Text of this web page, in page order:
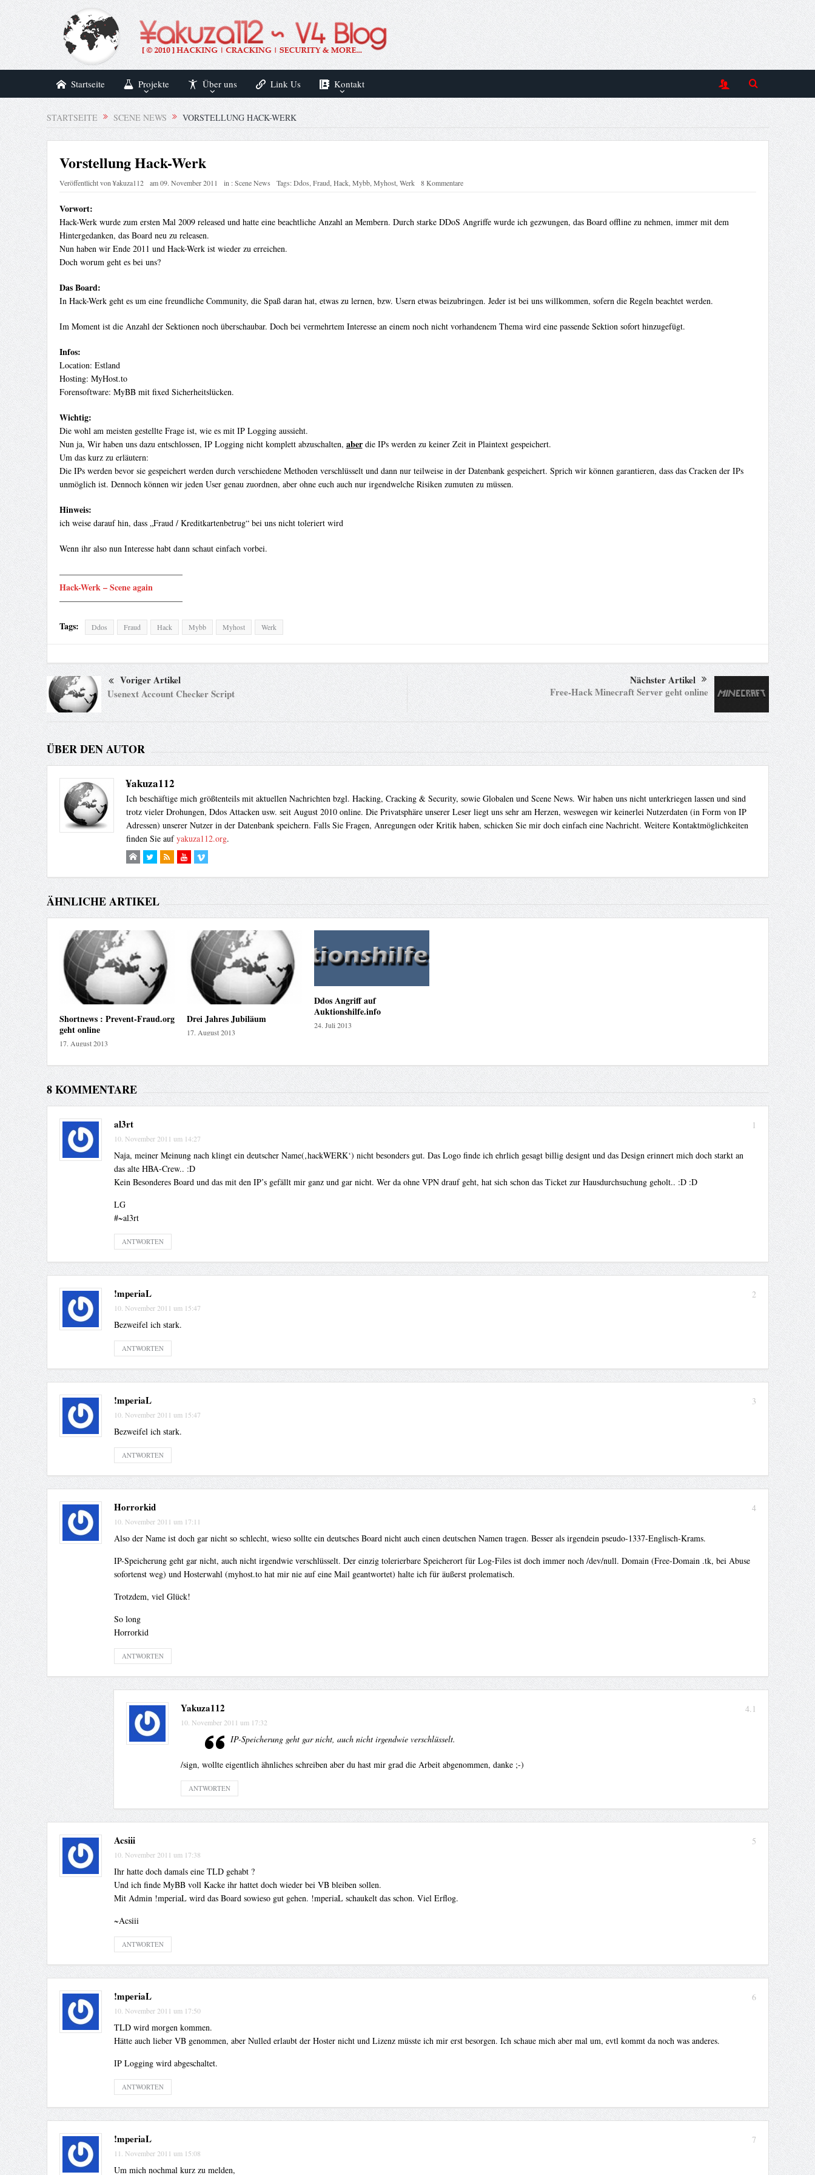
Startseite Projekte Über uns Link Us Kontakt
STARTSEITE SCENE NEWS VORSTELLUNG HACK-WERK
Vorstellung Hack-Werk
Veröffentlicht von¥akuza112 am09. November 2011 in :Scene News Tags:Ddos,Fraud,Hack,Mybb,Myhost,Werk 8 Kommentare
Vorwort:
Hack-Werk wurde zum ersten Mal 2009 released und hatte eine beachtliche Anzahl an Membern. Durch starke DDoS Angriffe wurde ich gezwungen, das Board offline zu nehmen, immer mit dem
Hintergedanken, das Board neu zu releasen.
Nun haben wir Ende 2011 und Hack-Werk ist wieder zu erreichen.
Doch worum geht es bei uns?
Das Board:
In Hack-Werk geht es um eine freundliche Community, die Spaß daran hat, etwas zu lernen, bzw. Usern etwas beizubringen. Jeder ist bei uns willkommen, sofern die Regeln beachtet werden.
Im Moment ist die Anzahl der Sektionen noch überschaubar. Doch bei vermehrtem Interesse an einem noch nicht vorhandenem Thema wird eine passende Sektion sofort hinzugefügt.
Infos:
Location: Estland
Hosting: MyHost.to
Forensoftware: MyBB mit fixed Sicherheitslücken.
Wichtig:
Die wohl am meisten gestellte Frage ist, wie es mit IP Logging aussieht.
Nun ja, Wir haben uns dazu entschlossen, IP Logging nicht komplett abzuschalten, aberdie IPs werden zu keiner Zeit in Plaintext gespeichert.
Um das kurz zu erläutern:
Die IPs werden bevor sie gespeichert werden durch verschiedene Methoden verschlüsselt und dann nur teilweise in der Datenbank gespeichert. Sprich wir können garantieren, dass das Cracken der IPs
unmöglich ist. Dennoch können wir jeden User genau zuordnen, aber ohne euch auch nur irgendwelche Risiken zumuten zu müssen.
Hinweis:
ich weise darauf hin, dass „Fraud / Kreditkartenbetrug“ bei uns nicht toleriert wird
Wenn ihr also nun Interesse habt dann schaut einfach vorbei.
——————————————–
Hack-Werk – Scene again
——————————————–
Tags: Ddos Fraud Hack Mybb Myhost Werk
Voriger Artikel
Usenext Account Checker Script
Nächster Artikel
Free-Hack Minecraft Server geht online
ÜBER DEN AUTOR
¥akuza112
Ich beschäftige mich größtenteils mit aktuellen Nachrichten bzgl. Hacking, Cracking & Security, sowie Globalen und Scene News. Wir haben uns nicht unterkriegen lassen und sind
trotz vieler Drohungen, Ddos Attacken usw. seit August 2010 online. Die Privatsphäre unserer Leser liegt uns sehr am Herzen, weswegen wir keinerlei Nutzerdaten (in Form von IP
Adressen) unserer Nutzer in der Datenbank speichern. Falls Sie Fragen, Anregungen oder Kritik haben, schicken Sie mir doch einfach eine Nachricht. Weitere Kontaktmöglichkeiten
finden Sie aufyakuza112.org.
ÄHNLICHE ARTIKEL
Shortnews : Prevent-Fraud.org
geht online
17. August 2013
Drei Jahres Jubiläum
17. August 2013
Ddos Angriff auf
Auktionshilfe.info
24. Juli 2013
8 KOMMENTARE
1
al3rt
10. November 2011 um 14:27
Naja, meiner Meinung nach klingt ein deutscher Name(‚hackWERK‘) nicht besonders gut. Das Logo finde ich ehrlich gesagt billig designt und das Design erinnert mich doch starkt an
das alte HBA-Crew.. :D
Kein Besonderes Board und das mit den IP’s gefällt mir ganz und gar nicht. Wer da ohne VPN drauf geht, hat sich schon das Ticket zur Hausdurchsuchung geholt.. :D :D
LG
#~al3rt
ANTWORTEN
2
!mperiaL
10. November 2011 um 15:47
Bezweifel ich stark.
ANTWORTEN
3
!mperiaL
10. November 2011 um 15:47
Bezweifel ich stark.
ANTWORTEN
4
Horrorkid
10. November 2011 um 17:11
Also der Name ist doch gar nicht so schlecht, wieso sollte ein deutsches Board nicht auch einen deutschen Namen tragen. Besser als irgendein pseudo-1337-Englisch-Krams.
IP-Speicherung geht gar nicht, auch nicht irgendwie verschlüsselt. Der einzig tolerierbare Speicherort für Log-Files ist doch immer noch /dev/null. Domain (Free-Domain .tk, bei Abuse
sofortenst weg) und Hosterwahl (myhost.to hat mir nie auf eine Mail geantwortet) halte ich für äußerst prolematisch.
Trotzdem, viel Glück!
So long
Horrorkid
ANTWORTEN
4.1
Yakuza112
10. November 2011 um 17:32
IP-Speicherung geht gar nicht, auch nicht irgendwie verschlüsselt.
/sign, wollte eigentlich ähnliches schreiben aber du hast mir grad die Arbeit abgenommen, danke ;-)
ANTWORTEN
5
Acsiii
10. November 2011 um 17:38
Ihr hatte doch damals eine TLD gehabt ?
Und ich finde MyBB voll Kacke ihr hattet doch wieder bei VB bleiben sollen.
Mit Admin !mperiaL wird das Board sowieso gut gehen. !mperiaL schaukelt das schon. Viel Erflog.
~Acsiii
ANTWORTEN
6
!mperiaL
10. November 2011 um 17:50
TLD wird morgen kommen.
Hätte auch lieber VB genommen, aber Nulled erlaubt der Hoster nicht und Lizenz müsste ich mir erst besorgen. Ich schaue mich aber mal um, evtl kommt da noch was anderes.
IP Logging wird abgeschaltet.
ANTWORTEN
7
!mperiaL
11. November 2011 um 15:08
Um mich nochmal kurz zu melden,